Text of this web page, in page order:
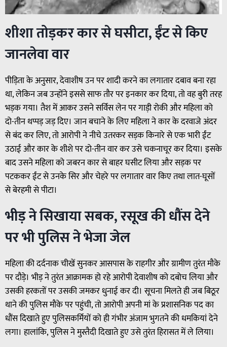
शीशा तोड़कर कार से घसीटा, ईंट से किए
जानलेवा वार
पीड़िता के अनुसार, देवाशीष उन पर शादी करने का लगातार दबाव बना रहा
था, लेकिन जब उन्होंने इससे साफ तौर पर इनकार कर दिया, तो वह बुरी तरह
भड़क गया। तैश में आकर उसने सर्विस लेन पर गाड़ी रोकी और महिला को
दो-तीन थप्पड़ जड़ दिए। जान बचाने के लिए महिला ने कार के दरवाजे अंदर
से बंद कर लिए, तो आरोपी ने नीचे उतरकर सड़क किनारे से एक भारी ईंट
उठाई और कार के शीशे पर दो-तीन वार कर उसे चकनाचूर कर दिया। इसके
बाद उसने महिला को जबरन कार से बाहर घसीट लिया और सड़क पर
पटककर ईंट से उनके सिर और चेहरे पर लगातार वार किए तथा लात-घूसों
से बेरहमी से पीटा।
भीड़ ने सिखाया सबक, रसूख की धौंस देने
पर भी पुलिस ने भेजा जेल
महिला की दर्दनाक चीखें सुनकर आसपास के राहगीर और ग्रामीण तुरंत मौके
पर दौड़े। भीड़ ने तुरंत आक्रामक हो रहे आरोपी देवाशीष को दबोच लिया और
उसकी हरकतों पर उसकी जमकर धुनाई कर दी। सूचना मिलते ही जब बिठूर
थाने की पुलिस मौके पर पहुंची, तो आरोपी अपनी मां के प्रशासनिक पद का
धौंस दिखाते हुए पुलिसकर्मियों को ही गंभीर अंजाम भुगतने की धमकियां देने
लगा। हालांकि, पुलिस ने मुस्तैदी दिखाते हुए उसे तुरंत हिरासत में ले लिया।